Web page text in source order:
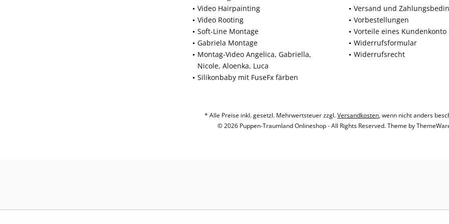
Video Hairpainting
Video Rooting
Soft-Line Montage
Gabriela Montage
Montag-Video Angelica, Gabriella,
Nicole, Aloenka, Luca
Silikonbaby mit FuseFx färben
Versand und
Vorbestellungen
Vorteile eines Kundenkonto
Widerrufsformular
Widerrufsrecht
* Alle Preise inkl. gesetzl. Mehrwertsteuer zzgl.Versandkosten, wenn nicht anders
© 2026 Puppen-Traumland Onlineshop - All Rights Reserved. Theme by